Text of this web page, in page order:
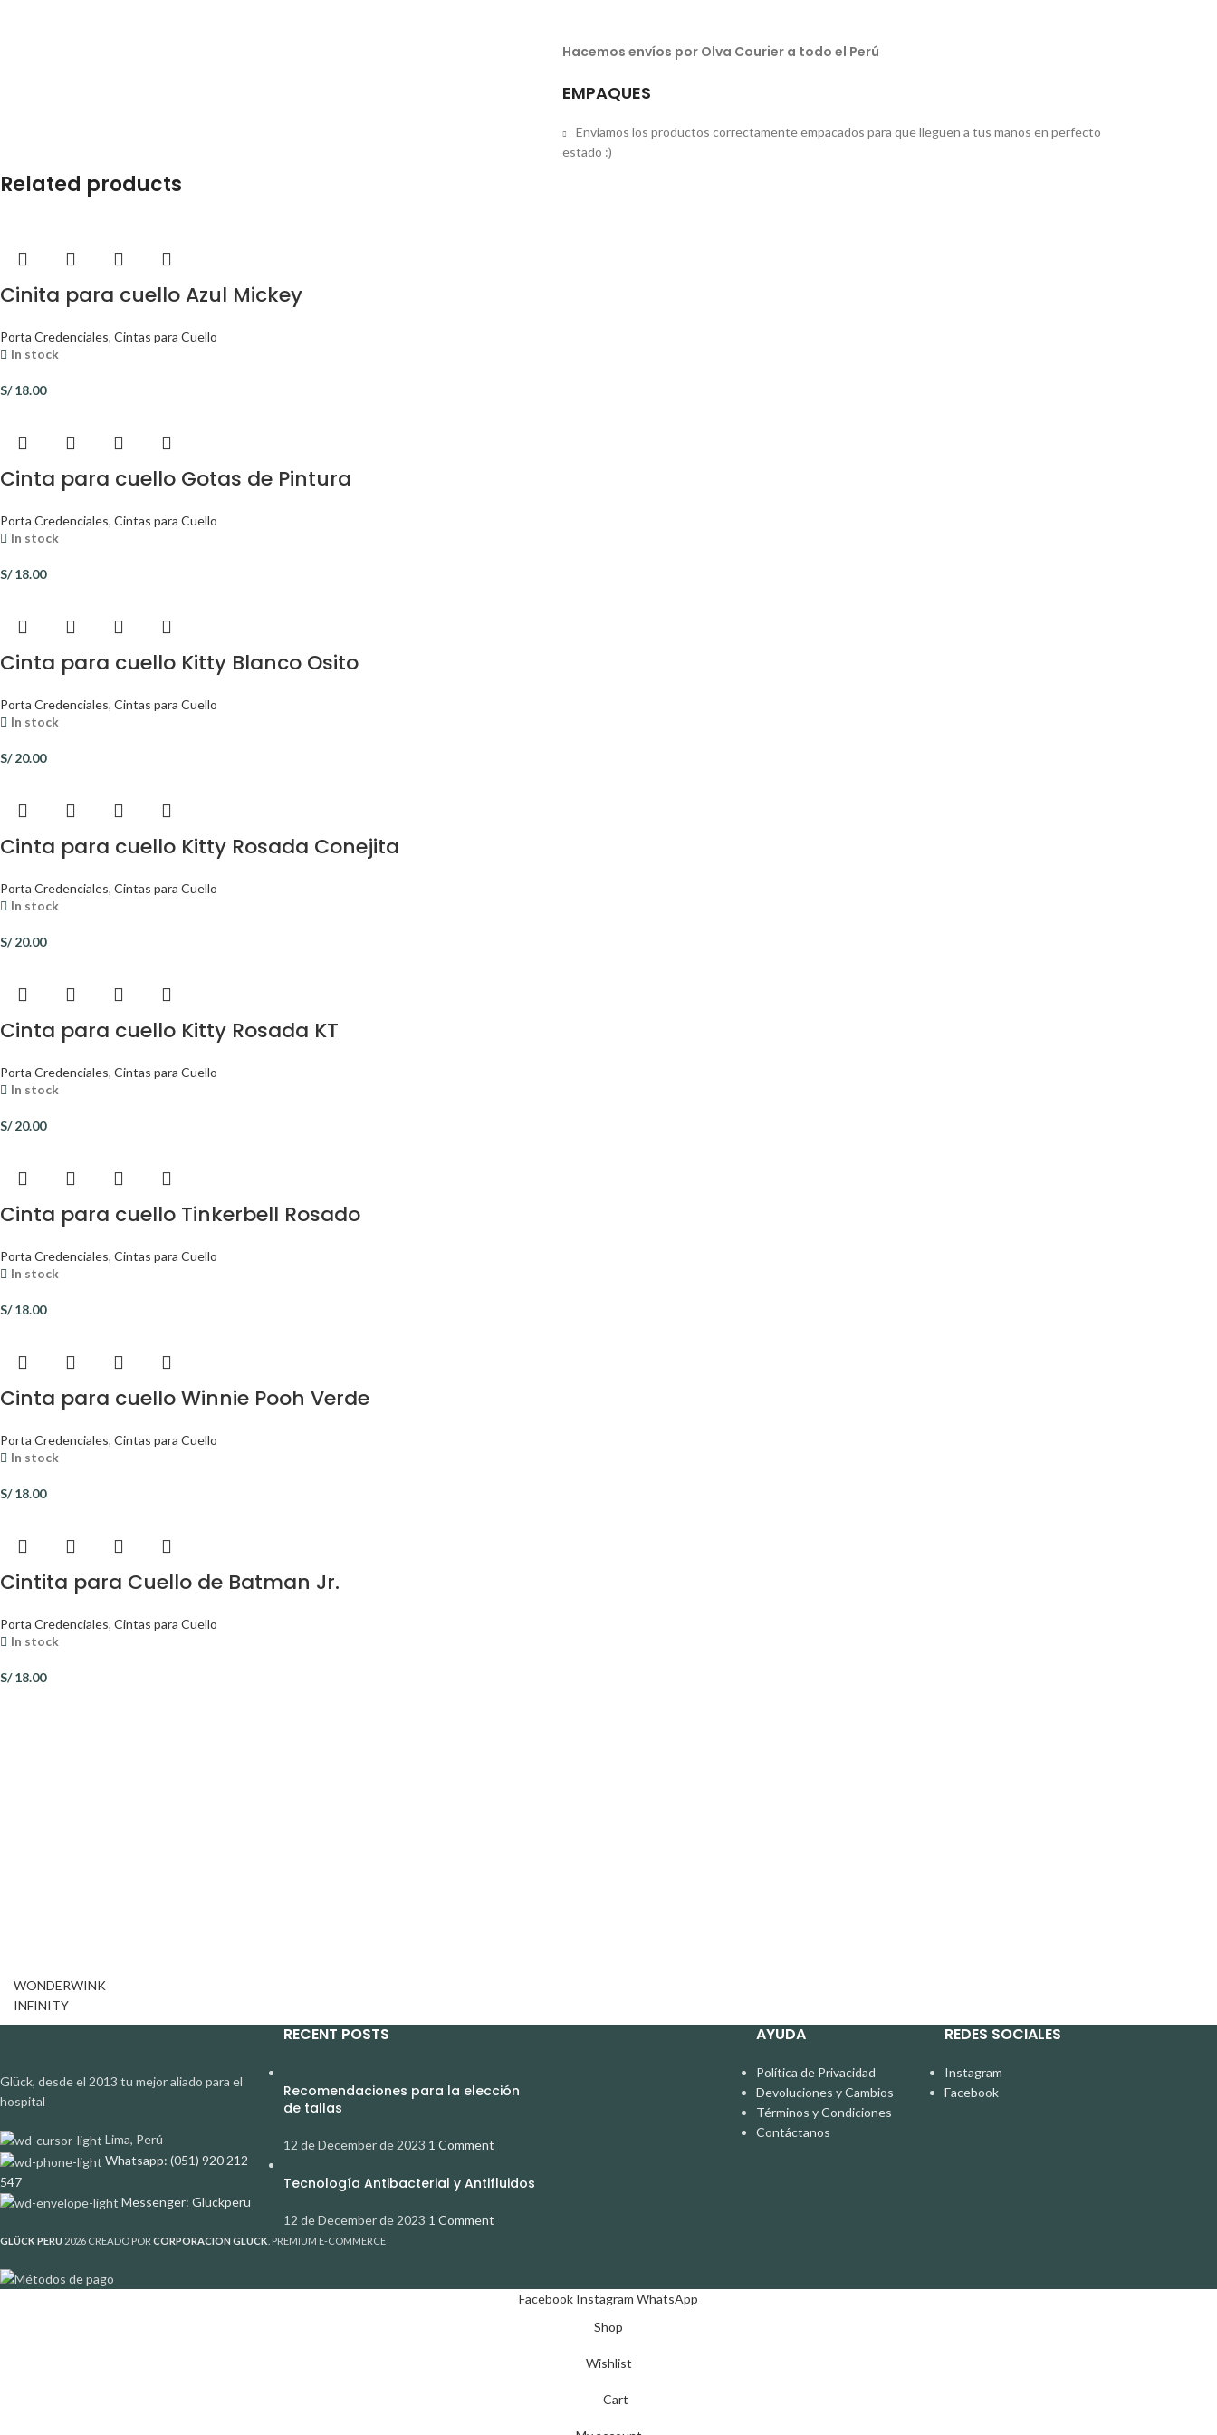
Hacemos envíos por Olva Courier a todo el Perú
EMPAQUES
Enviamos los productos correctamente empacados para que lleguen a tus manos en perfecto
estado :)
Related products
Cinita para cuello Azul Mickey
Porta Credenciales, Cintas para Cuello
In stock
S/18.00
Cinta para cuello Gotas de Pintura
Porta Credenciales, Cintas para Cuello
In stock
S/18.00
Cinta para cuello Kitty Blanco Osito
Porta Credenciales, Cintas para Cuello
In stock
S/20.00
Cinta para cuello Kitty Rosada Conejita
Porta Credenciales, Cintas para Cuello
In stock
S/20.00
Cinta para cuello Kitty Rosada KT
Porta Credenciales, Cintas para Cuello
In stock
S/20.00
Cinta para cuello Tinkerbell Rosado
Porta Credenciales, Cintas para Cuello
In stock
S/18.00
Cinta para cuello Winnie Pooh Verde
Porta Credenciales, Cintas para Cuello
In stock
S/18.00
Cintita para Cuello de Batman Jr.
Porta Credenciales, Cintas para Cuello
In stock
S/18.00
WONDERWINK
INFINITY
Glück, desde el 2013 tu mejor aliado para el
hospital
Lima, Perú
Whatsapp: (051) 920 212
547
Messenger: Gluckperu
RECENT POSTS
Recomendaciones para la elección
de tallas
12 de December de 2023 1 Comment
Tecnología Antibacterial y Antifluidos
12 de December de 2023 1 Comment
AYUDA
Política de Privacidad
Devoluciones y Cambios
Términos y Condiciones
Contáctanos
REDES SOCIALES
Instagram
Facebook
GLÜCK PERU 2026 CREADO POR CORPORACION GLUCK . PREMIUM E-COMMERCE
Facebook Instagram WhatsApp
Shop
Wishlist
Cart